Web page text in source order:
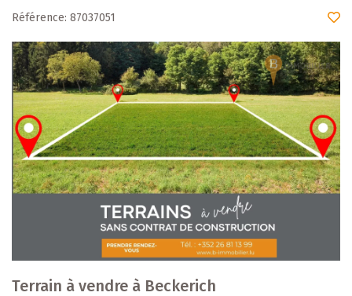
Référence: 87037051
Terrain à vendre à Beckerich